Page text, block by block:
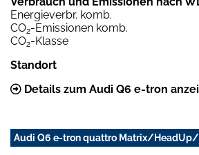
Energieverbr. komb.
CO2-Emissionen komb.
CO2-Klasse
Standort
Details zum Audi Q6 e-tron
Audi Q6 e-tron quattro Matrix/